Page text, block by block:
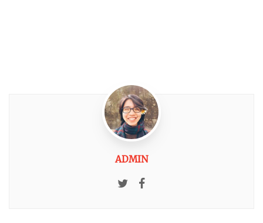
ADMIN
Twitter